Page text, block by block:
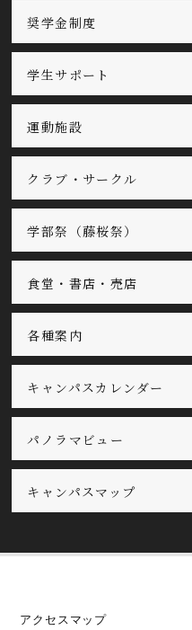
奨学金制度
学生サポート
運動施設
クラブ・サークル
学部祭（藤桜祭）
食堂・書店・売店
各種案内
キャンパスカレンダー
パノラマビュー
キャンパスマップ
アクセスマップ